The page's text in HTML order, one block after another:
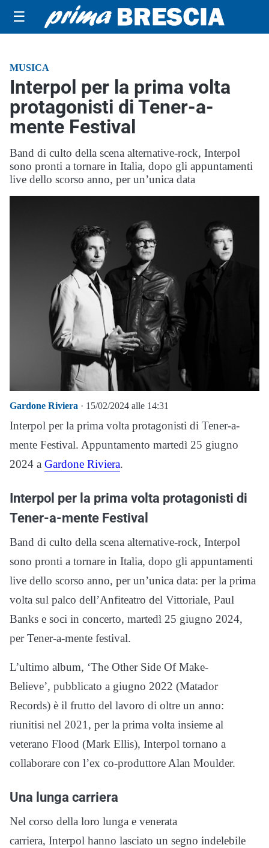
☰
MUSICA
Interpol per la prima volta
protagonisti di Tener-a-
mente Festival
Band di culto della scena alternative-rock, Interpol
sono pronti a tornare in Italia, dopo gli appuntamenti
live dello scorso anno, per un’unica data
Gardone Riviera · 15/02/2024 alle 14:31
Interpol per la prima volta protagonisti di Tener-a-
mente Festival. Appuntamento martedì 25 giugno
2024 a Gardone Riviera.
Interpol per la prima volta protagonisti di
Tener-a-mente Festival
Band di culto della scena alternative-rock, Interpol
sono pronti a tornare in Italia, dopo gli appuntamenti
live dello scorso anno, per un’unica data: per la prima
volta sul palco dell’Anfiteatro del Vittoriale, Paul
Banks e soci in concerto, martedì 25 giugno 2024,
per Tener-a-mente festival.
L’ultimo album, ‘The Other Side Of Make-
Believe’, pubblicato a giugno 2022 (Matador
Records) è il frutto del lavoro di oltre un anno:
riunitisi nel 2021, per la prima volta insieme al
veterano Flood (Mark Ellis), Interpol tornano a
collaborare con l’ex co-produttore Alan Moulder.
Una lunga carriera
Nel corso della loro lunga e venerata
carriera, Interpol hanno lasciato un segno indelebile